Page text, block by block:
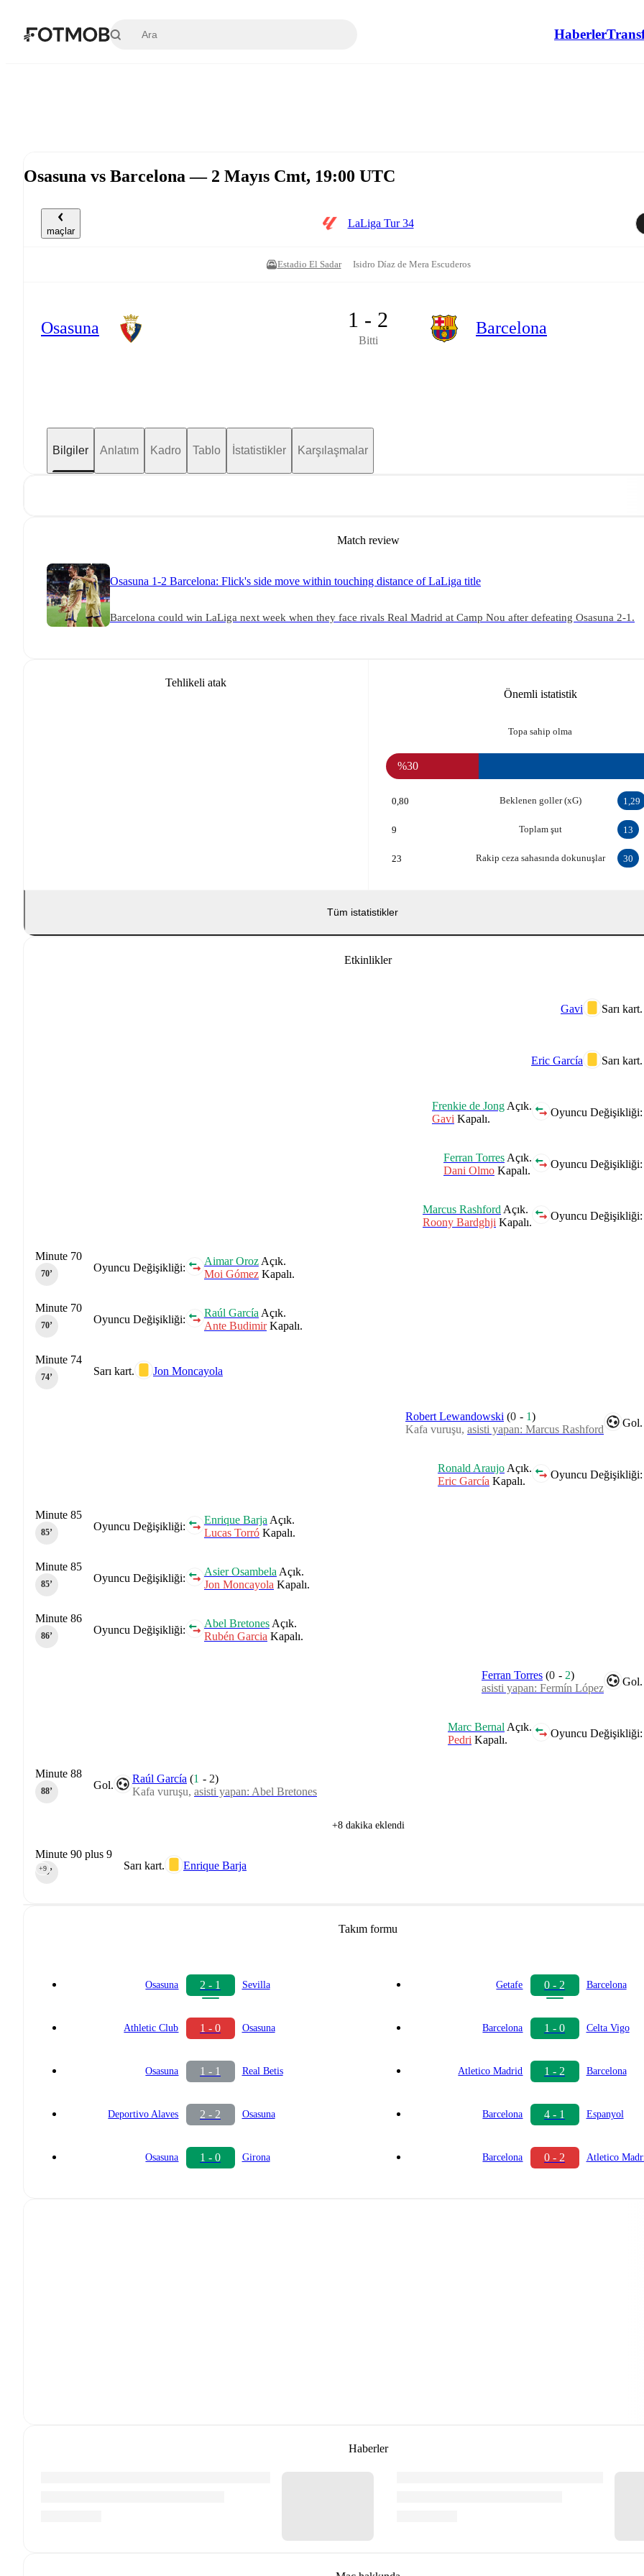
Haberler
Osasuna vs Barcelona — 2 Mayıs Cmt, 19:00 UTC
maçlar
LaLiga Tur 34
Estadio El Sadar Isidro Díaz de Mera Escuderos
Osasuna 1 - 2
Bitti
Barcelona
Bilgiler Anlatım Kadro Tablo İstatistikler Karşılaşmalar
Match review
Osasuna 1-2 Barcelona: Flick's side move within touching distance of LaLiga title
Barcelona could win LaLiga next week when they face rivals Real Madrid at Camp Nou after defeating Osasuna 2-1.
Tehlikeli atak
Önemli istatistik
Topa sahip olma
%30
Beklenen goller (xG)
0,80 1,29
Toplam şut
9 13
Rakip ceza sahasında dokunuşlar
23 30
Tüm istatistikler
Etkinlikler
Sarı kart.
Gavi
Sarı kart.
Eric García
Oyuncu Değişikliği:
Frenkie de Jong Açık.
Gavi Kapalı.
Oyuncu Değişikliği:
Ferran Torres Açık.
Dani Olmo Kapalı.
Oyuncu Değişikliği:
Marcus Rashford Açık.
Roony Bardghji Kapalı.
Oyuncu Değişikliği:
Aimar Oroz Açık.
Moi Gómez Kapalı.
Minute 70
70‎’‎
Oyuncu Değişikliği:
Raúl García Açık.
Ante BudimirKapalı.
Minute 70
70‎’‎
Sarı kart. Jon Moncayola
Minute 74
74‎’‎
Gol.
Robert Lewandowski (0 - 1)
Kafa vuruşu, asisti yapan: Marcus Rashford
Oyuncu Değişikliği:
Ronald Araujo Açık.
Eric García Kapalı.
Oyuncu Değişikliği:
Enrique Barja Açık.
Lucas Torró Kapalı.
Minute 85
85‎’‎
Oyuncu Değişikliği:
Asier Osambela Açık.
Jon Moncayola Kapalı.
Minute 85
85‎’‎
Oyuncu Değişikliği:
Abel Bretones Açık.
Rubén Garcia Kapalı.
Minute 86
86‎’‎
Gol.
Ferran Torres (0 - 2)
asisti yapan: Fermín López
Oyuncu Değişikliği:
Marc Bernal Açık.
Pedri Kapalı.
Gol.
Raúl García (1 - 2)
Kafa vuruşu, asisti yapan: Abel Bretones
Minute 88
88‎’‎
+8 dakika eklendi
Sarı kart. Enrique Barja
Minute 90 plus 9
90‎’‎
+9
Takım formu
Osasuna 2 - 1 Sevilla
Athletic Club 1 - 0 Osasuna
Osasuna 1 - 1 Real Betis
Deportivo Alaves 2 - 2 Osasuna
Osasuna 1 - 0 Girona
Getafe 0 - 2 Barcelona
Barcelona 1 - 0 Celta Vigo
Atletico Madrid 1 - 2 Barcelona
Barcelona 4 - 1 Espanyol
Barcelona 0 - 2 Atletico
Haberler